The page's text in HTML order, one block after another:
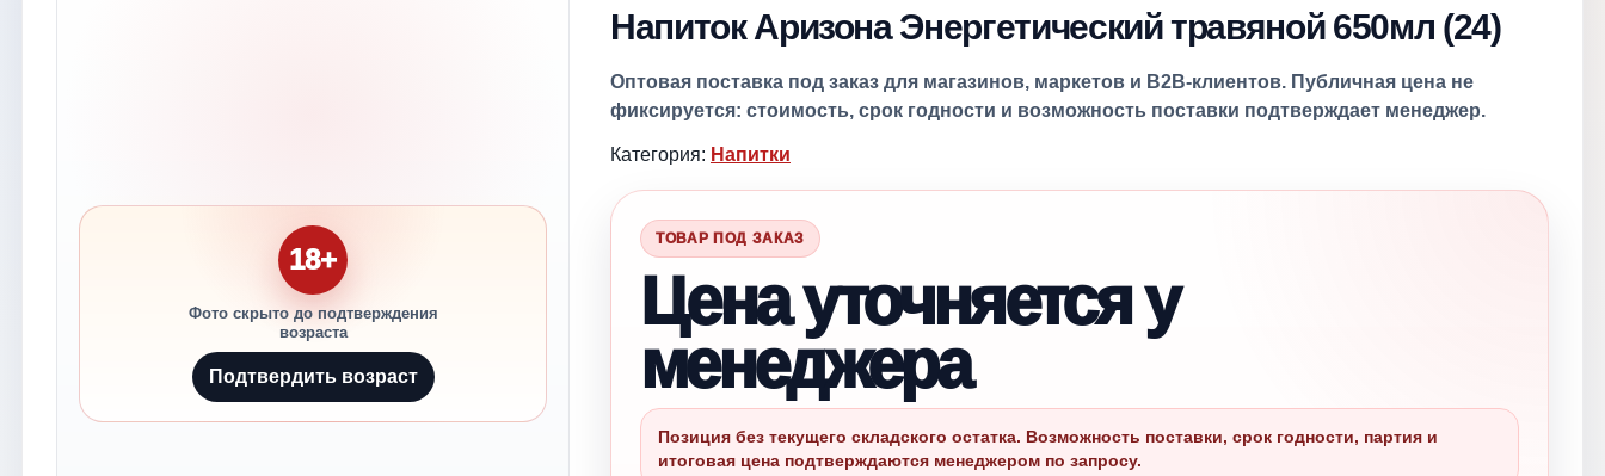
18+
Фото скрыто до подтверждения
возраста
Подтвердить возраст
Напиток Аризона Энергетический травяной 650мл (24)
Оптовая поставка под заказ для магазинов, маркетов и B2B-клиентов. Публичная цена не
фиксируется: стоимость, срок годности и возможность поставки подтверждает менеджер.
Категория: Напитки
ТОВАР ПОД ЗАКАЗ
Цена уточняется у
менеджера
Позиция без текущего складского остатка. Возможность поставки, срок годности, партия и
итоговая цена подтверждаются менеджером по запросу.